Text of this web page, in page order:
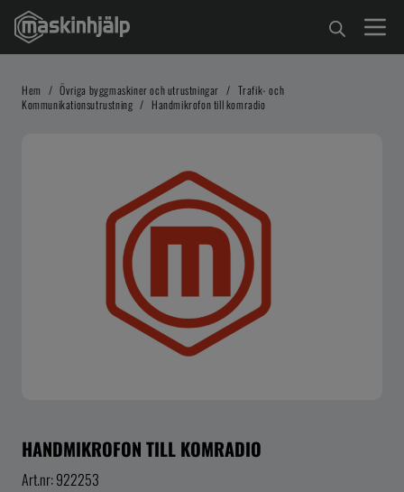
Hem / Övriga byggmaskiner och utrustningar / Trafik- och
Kommunikationsutrustning / Handmikrofon till komradio
HANDMIKROFON TILL KOMRADIO
Art.nr: 922253